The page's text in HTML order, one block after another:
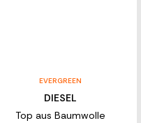
EVERGREEN
DIESEL
Top aus Baumwolle